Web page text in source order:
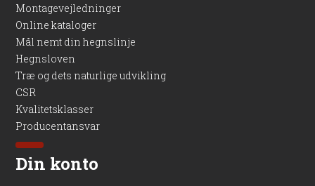
Montagevejledninger
Online kataloger
Mål nemt din hegnslinje
Hegnsloven
Træ og dets naturlige udvikling
CSR
Kvalitetsklasser
Producentansvar
Din konto